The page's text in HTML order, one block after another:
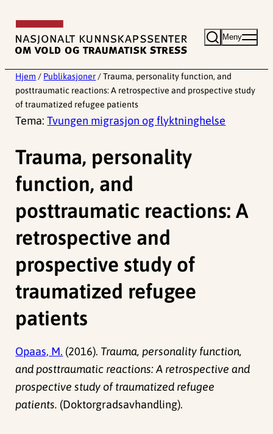
innhold
Meny
Hjem / Publikasjoner / Trauma, personality function, and
posttraumatic reactions: A retrospective and prospective study
of traumatized refugee patients
Tema:Tvungen migrasjon og flyktninghelse
Trauma, personality
function, and
posttraumatic reactions: A
retrospective and
prospective study of
traumatized refugee
patients
Opaas, M. (2016). Trauma, personality function,
and posttraumatic reactions: A retrospective and
prospective study of traumatized refugee
patients. (Doktorgradsavhandling).